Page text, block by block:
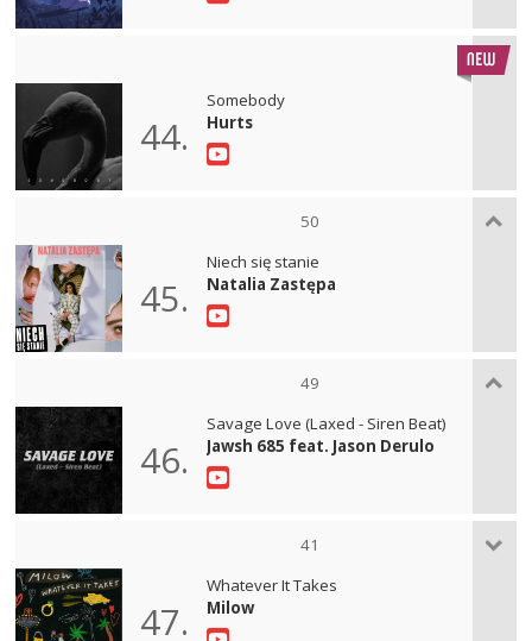
44.
Somebody
Hurts
50
45.
Niech się stanie
Natalia Zastępa
49
46.
Savage Love (Laxed - Siren Beat)
Jawsh 685 feat. Jason Derulo
41
47.
Whatever It Takes
Milow